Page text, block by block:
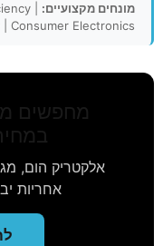
מונחים מקצועיים:
|
Consumer Electronics
מחפשים
אלקטריק הום,
אחריות